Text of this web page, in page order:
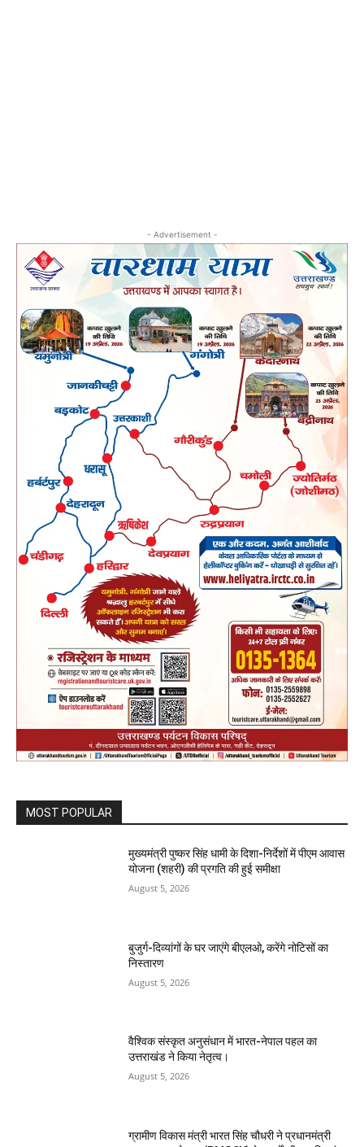
- Advertisement -
MOST POPULAR
मुख्यमंत्री पुष्कर सिंह धामी के दिशा-निर्देशों में पीएम आवास
योजना (शहरी) की प्रगति की हुई समीक्षा
August 5, 2026
बुजुर्ग-दिव्यांगों के घर जाएंगे बीएलओ, करेंगे नोटिसों का
निस्तारण
August 5, 2026
वैश्विक संस्कृत अनुसंधान में भारत-नेपाल पहल का
उत्तराखंड ने किया नेतृत्व।
August 5, 2026
ग्रामीण विकास मंत्री भारत सिंह चौधरी ने प्रधानमंत्री